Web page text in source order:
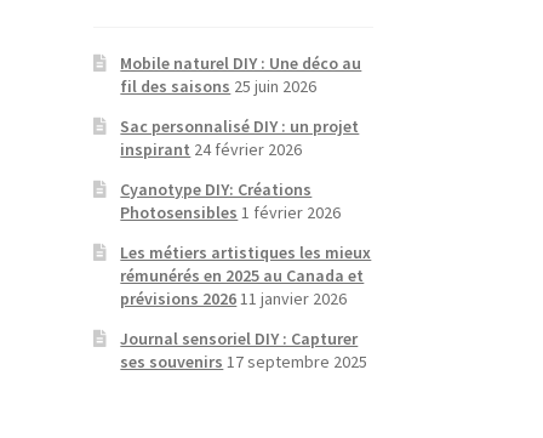
Mobile naturel DIY : Une déco au
fil des saisons 25 juin 2026
Sac personnalisé DIY : un projet
inspirant 24 février 2026
Cyanotype DIY: Créations
Photosensibles 1 février 2026
Les métiers artistiques les mieux
rémunérés en 2025 au Canada et
prévisions 202611 janvier 2026
Journal sensoriel DIY : Capturer
ses souvenirs 17 septembre 2025